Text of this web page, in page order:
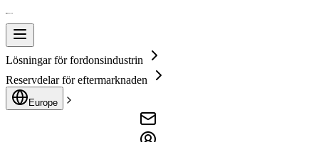
Lösningar för fordonsindustrin
Reservdelar för eftermarknaden
Europe